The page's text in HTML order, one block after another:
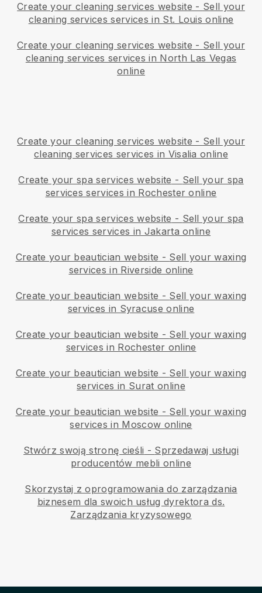
Create your cleaning services website - Sell your
cleaning services services in St. Louis online
Create your cleaning services website - Sell your
cleaning services services in North Las Vegas
online
Create your cleaning services website - Sell your
cleaning services services in Visalia online
Create your spa services website - Sell your spa
services services in Rochester online
Create your spa services website - Sell your spa
services services in Jakarta online
Create your beautician website - Sell your waxing
services in Riverside online
Create your beautician website - Sell your waxing
services in Syracuse online
Create your beautician website - Sell your waxing
services in Rochester online
Create your beautician website - Sell your waxing
services in Surat online
Create your beautician website - Sell your waxing
services in Moscow online
Stwórz swoją stronę cieśli - Sprzedawaj usługi
producentów mebli online
Skorzystaj z oprogramowania do zarządzania
biznesem dla swoich usług dyrektora ds.
Zarządzania kryzysowego